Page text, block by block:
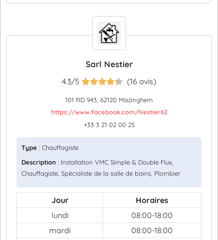
Sarl Nestier
4.3/5 (16 avis)
101 RD 943, 62120 Mazinghem
https://www.facebook.com/Nestier62
+33 3 21 02 00 25
Type : Chauffagiste
Description : Installation VMC Simple & Double Flux,
Chauffagiste, Spécialiste de la salle de bains, Plombier
Jour
Horaires
lundi
08:00-18:00
mardi
08:00-18:00